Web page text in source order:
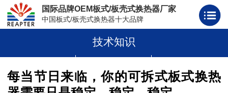
国际品牌OEM板式/板壳式换热器厂家
中国板式/板壳式换热器十大品牌
板壳式换热器
技术知识
每当节日来临，你的可拆式板式换热